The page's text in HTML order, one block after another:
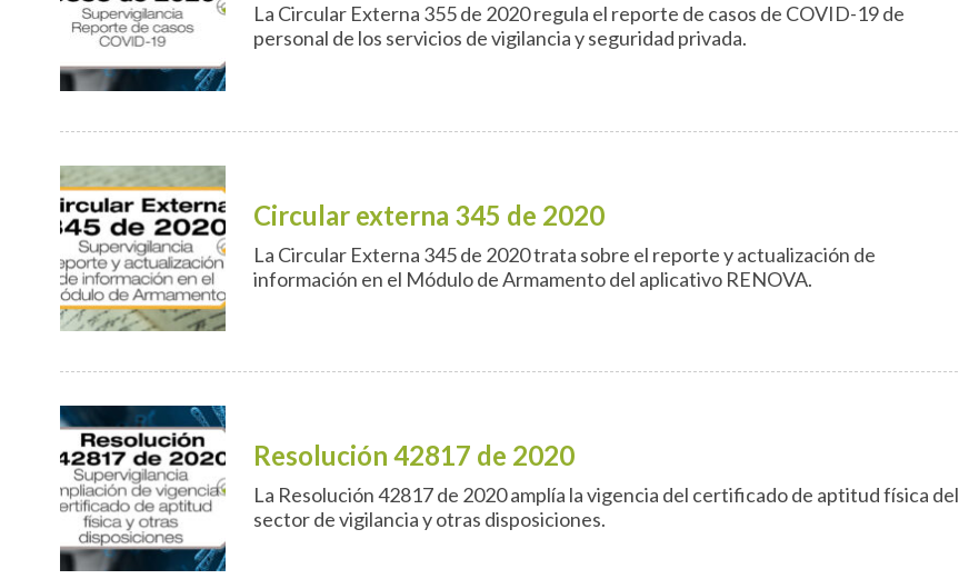
La Circular Externa 355 de 2020 regula el reporte de casos de COVID-19 de
personal de los servicios de vigilancia y seguridad privada.
Circular externa 345 de 2020
La Circular Externa 345 de 2020 trata sobre el reporte y actualización de
información en el Módulo de Armamento del aplicativo RENOVA.
Resolución 42817 de 2020
La Resolución 42817 de 2020 amplía la vigencia del certificado de aptitud física del
sector de vigilancia y otras disposiciones.